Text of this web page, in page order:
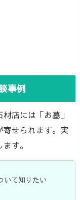
事例
店には「お墓」
寄せられます。実
す。
いて知りたい